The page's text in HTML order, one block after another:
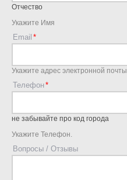
Отчество
Укажите Имя
Email
Укажите адрес электронной почты
Телефон
не забывайте про код города
Укажите Телефон.
Вопросы / Отзывы